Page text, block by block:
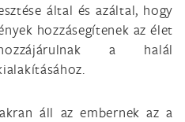
által és azáltal, hogy
hozzásegítenek az élet
hozzájárulnak a halál
áll az embernek az a